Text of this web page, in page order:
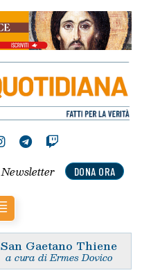
DONA ORA
Newsletter
San Gaetano Thiene
a cura di Ermes Dovico